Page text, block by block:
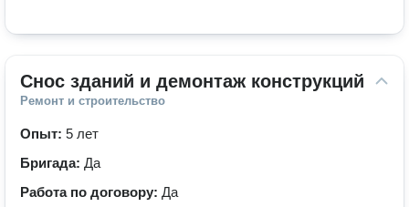
Снос зданий и демонтаж конструкций
Ремонт и строительство
Опыт: 5 лет
Бригада: Да
Работа по договору: Да